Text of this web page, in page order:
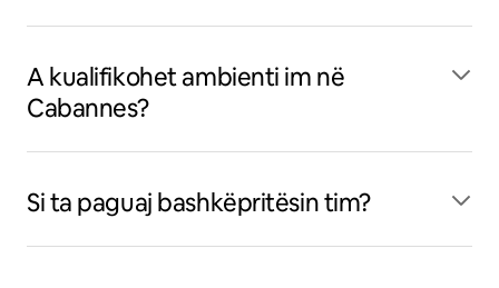
A kualifikohet ambienti im në
Cabannes?
Si ta paguaj bashkëpritësin tim?